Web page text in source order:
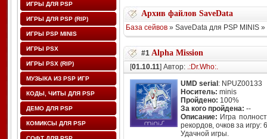
ИГРЫ ДЛЯ PSP
ИГРЫ ДЛЯ PSP (RIP)
ИГРЫ PSP MINIS
ИГРЫ PSX
ИГРЫ PSX (RIP)
МУЗЫКА ИЗ PSP ИГР
КОДЫ, ЧИТЫ ДЛЯ PSP
ДЕМО ДЛЯ PSP
КОМИКСЫ ДЛЯ PSP
Архив файлов SaveData
База сейвов» SaveData для PSP MINIS
#1 Alpha Mission
[01.10.11] Автор: .:Dr.Who:.
UMD serial : NPUZ00133
Носитель: minis
Пройдено: 100%
За кого пройдена: --
Описание: Игра
рекордов, очков за игру:
Удачной игры.